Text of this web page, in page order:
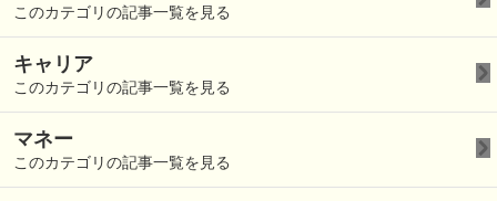
このカテゴリの記事一覧を見る
キャリア
このカテゴリの記事一覧を見る
マネー
このカテゴリの記事一覧を見る